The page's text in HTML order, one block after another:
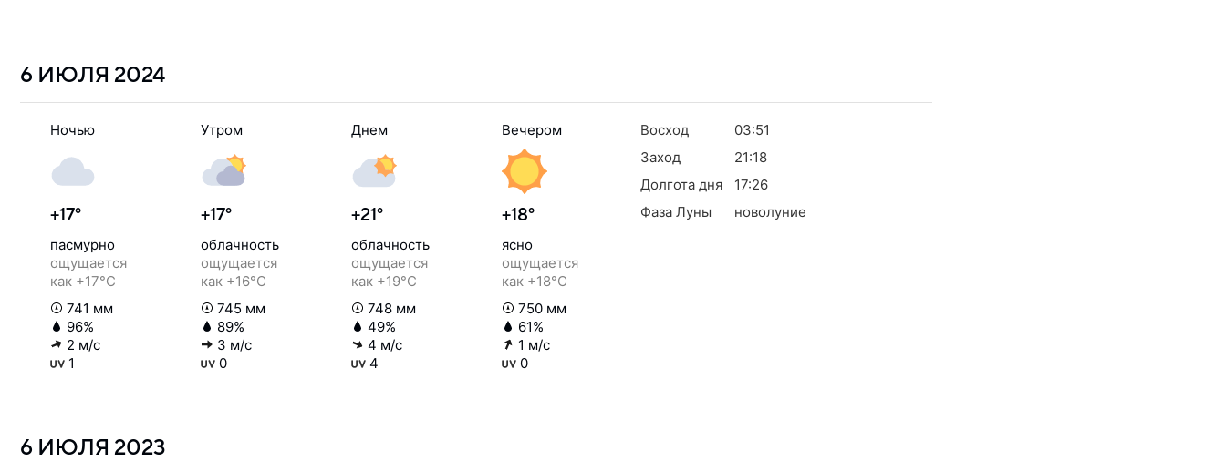
6 ИЮЛЯ 2024
Ночью
+17°
пасмурно
ощущается
как +17°C
741 мм
96%
2 м/с
1
Утром
+17°
облачность
ощущается
как +16°C
745 мм
89%
3 м/с
0
Днем
+21°
облачность
ощущается
как +19°C
748 мм
49%
4 м/с
4
Вечером
+18°
ясно
ощущается
как +18°C
750 мм
61%
1 м/с
0
Восход
03:51
Заход
21:18
Долгота дня
17:26
Фаза Луны
новолуние
6 ИЮЛЯ 2023